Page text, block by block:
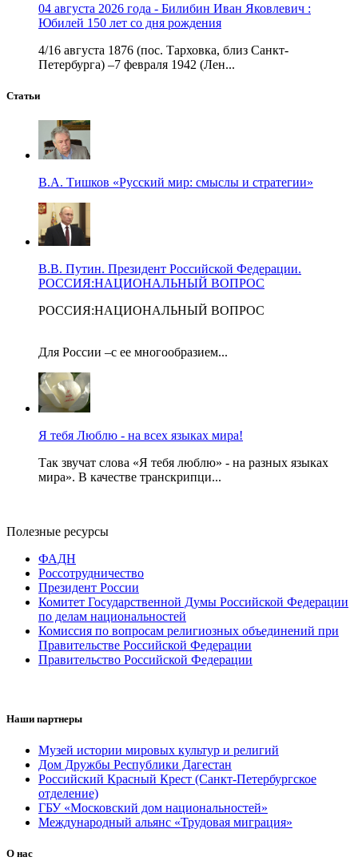
04 августа 2026 года - Билибин Иван Яковлевич :
Юбилей 150 лет со дня рождения
4/16 августа 1876 (пос. Тарховка, близ Санкт-
Петербурга) –7 февраля 1942 (Лен...
Статьи
В.А. Тишков «Русский мир: смыслы и стратегии»
В.В. Путин. Президент Российской Федерации.
РОССИЯ:НАЦИОНАЛЬНЫЙ ВОПРОС
РОССИЯ:НАЦИОНАЛЬНЫЙ ВОПРОС
Для России –с ее многообразием...
Я тебя Люблю - на всех языках мира!
Так звучат слова «Я тебя люблю» - на разных языках
мира». В качестве транскрипци...
Полезные ресурсы
ФАДН
Россотрудничество
Президент России
Комитет Государственной Думы Российской Федерации
по делам национальностей
Комиссия по вопросам религиозных объединений при
Правительстве Российской Федерации
Правительство Российской Федерации
Наши партнеры
Музей истории мировых культур и религий
Дом Дружбы Республики Дагестан
Российский Красный Крест (Санкт-Петербургское
отделение)
ГБУ «Московский дом национальностей»
Международный альянс «Трудовая миграция»
О нас